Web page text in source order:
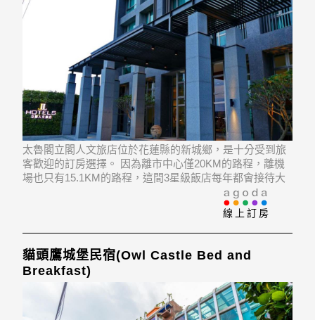
太魯閣立閣人文旅店位於花蓮縣的新城鄉，是十分受到旅
客歡迎的訂房選擇。 因為離市中心僅20KM的路程，離機
場也只有15.1KM的路程，這間3星級飯店每年都會接待大
量的旅客。 飯店位置優越讓旅客前往市區內的熱門景點變
線上訂房
貓頭鷹城堡民宿(Owl Castle Bed and
Breakfast)